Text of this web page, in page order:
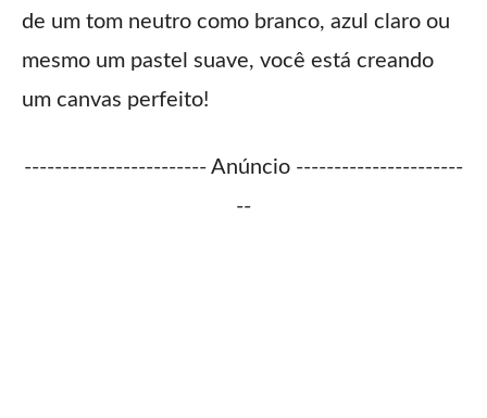
de um tom neutro como branco, azul claro ou
mesmo um pastel suave, você está creando
um canvas perfeito!
------------------------ Anúncio ----------------------
--